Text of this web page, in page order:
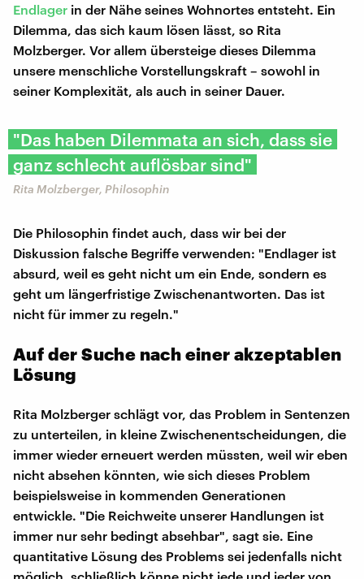
Endlager in der Nähe seines Wohnortes entsteht. Ein
Dilemma, das sich kaum lösen lässt, so Rita
Molzberger. Vor allem übersteige dieses Dilemma
unsere menschliche Vorstellungskraft – sowohl in
seiner Komplexität, als auch in seiner Dauer.
"Das haben Dilemmata an sich, dass sie
ganz schlecht auflösbar sind"
Rita Molzberger, Philosophin
Die Philosophin findet auch, dass wir bei der
Diskussion falsche Begriffe verwenden: "Endlager ist
absurd, weil es geht nicht um ein Ende, sondern es
geht um längerfristige Zwischenantworten. Das ist
nicht für immer zu regeln."
Auf der Suche nach einer akzeptablen
Lösung
Rita Molzberger schlägt vor, das Problem in Sentenzen
zu unterteilen, in kleine Zwischenentscheidungen, die
immer wieder erneuert werden müssten, weil wir eben
nicht absehen könnten, wie sich dieses Problem
beispielsweise in kommenden Generationen
entwickle. "Die Reichweite unserer Handlungen ist
immer nur sehr bedingt absehbar", sagt sie. Eine
quantitative Lösung des Problems sei jedenfalls nicht